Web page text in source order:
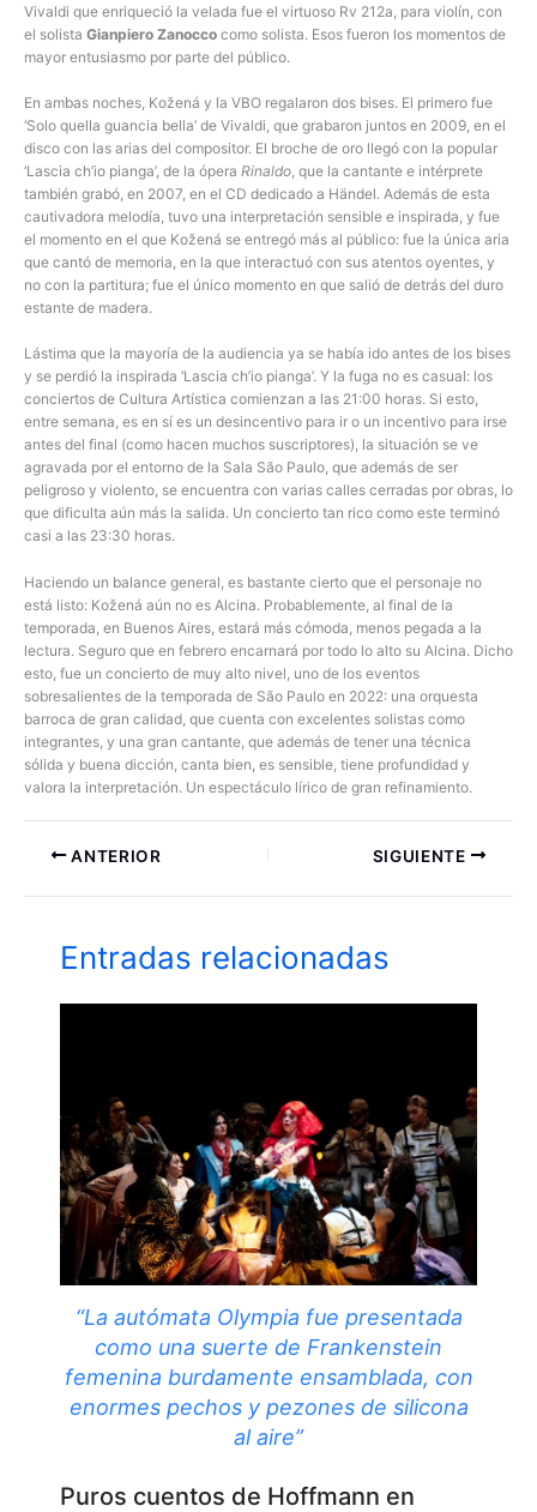
Vivaldi que enriqueció la velada fue el virtuoso Rv 212a, para violín, con
el solista Gianpiero Zanocco como solista. Esos fueron los momentos de
mayor entusiasmo por parte del público.
En ambas noches, Kožená y la VBO regalaron dos bises. El primero fue
‘Solo quella guancia bella’ de Vivaldi, que grabaron juntos en 2009, en el
disco con las arias del compositor. El broche de oro llegó con la popular
‘Lascia ch’io pianga’, de la ópera Rinaldo, que la cantante e intérprete
también grabó, en 2007, en el CD dedicado a Händel. Además de esta
cautivadora melodía, tuvo una interpretación sensible e inspirada, y fue
el momento en el que Kožená se entregó más al público: fue la única aria
que cantó de memoria, en la que interactuó con sus atentos oyentes, y
no con la partitura; fue el único momento en que salió de detrás del duro
estante de madera.
Lástima que la mayoría de la audiencia ya se había ido antes de los bises
y se perdió la inspirada ‘Lascia ch’io pianga’. Y la fuga no es casual: los
conciertos de Cultura Artística comienzan a las 21:00 horas. Si esto,
entre semana, es en sí es un desincentivo para ir o un incentivo para irse
antes del final (como hacen muchos suscriptores), la situación se ve
agravada por el entorno de la Sala São Paulo, que además de ser
peligroso y violento, se encuentra con varias calles cerradas por obras, lo
que dificulta aún más la salida. Un concierto tan rico como este terminó
casi a las 23:30 horas.
Haciendo un balance general, es bastante cierto que el personaje no
está listo: Kožená aún no es Alcina. Probablemente, al final de la
temporada, en Buenos Aires, estará más cómoda, menos pegada a la
lectura. Seguro que en febrero encarnará por todo lo alto su Alcina. Dicho
esto, fue un concierto de muy alto nivel, uno de los eventos
sobresalientes de la temporada de São Paulo en 2022: una orquesta
barroca de gran calidad, que cuenta con excelentes solistas como
integrantes, y una gran cantante, que además de tener una técnica
sólida y buena dicción, canta bien, es sensible, tiene profundidad y
valora la interpretación. Un espectáculo lírico de gran refinamiento.
ANTERIOR SIGUIENTE
Entradas relacionadas
“La autómata Olympia fue presentada
como una suerte de Frankenstein
femenina burdamente ensamblada, con
enormes pechos y pezones de silicona
al aire”
Puros cuentos de Hoffmann en